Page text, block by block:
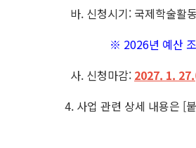
바. 신청시기: 국제학술활
※ 2026년 예산
사. 신청마감: 2027. 1.
4. 사업 관련 상세 내용은 [